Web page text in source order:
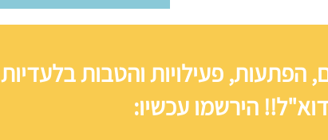
הפתעות, פעילויות והטבות בלעדיות
הירשמו עכשיו: